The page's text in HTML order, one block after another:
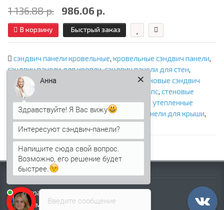
1 136.88 р. 986.06 р.
В корзину Быстрый заказ
сэндвич панели кровельные, кровельные сэндвич панели,
сэндвич панели для кровли,сэндвич панели для стен,
стеновые сэндвич панели с минватой
стеновые сэндвич
панели с ппу
стеновые сэндвич панели с ппс, стеновые
сэндвич панели с пир,кровельные панели
утепленные
панели,панели с утеплителем,сэндвич панели для крыши,
крыша из сэндвич панелей
Информация
Палитра RAL
Информация о компании
Введите сообщение
Анна
Здравствуйте! Я Вас вижу
Интересуют сэндвич-панели?
Напишите сюда свой вопрос.
Возможно, его решение будет
быстрее.